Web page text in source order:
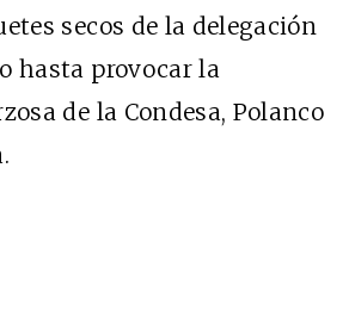
secos de la delegación
hasta provocar la
de la Condesa, Polanco